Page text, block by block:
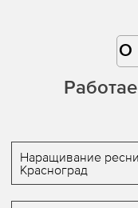
О
Наращивание
Красноград